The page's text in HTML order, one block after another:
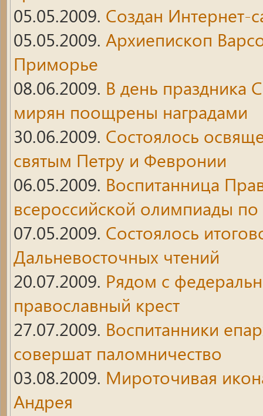
05.05.2009. Создан Интернет-
05.05.2009. Архиепископ
Приморье
08.06.2009. В день праздника
мирян поощрены наградами
30.06.2009. Состоялось
святым Петру и Февронии
06.05.2009. Воспитанница
всероссийской олимпиады
07.05.2009. Состоялось
Дальневосточных чтений
20.07.2009. Рядом с
православный крест
27.07.2009. Воспитанники
совершат паломничество
03.08.2009. Мироточивая
Андрея